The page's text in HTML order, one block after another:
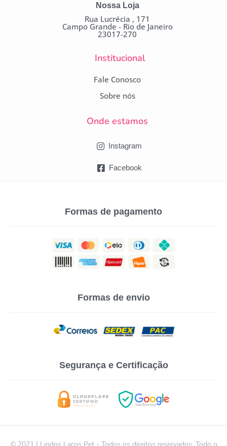
Nossa Loja
Rua Lucrécia , 171
Campo Grande - Rio de Janeiro
23017-270
Institucional
Fale Conosco
Sobre nós
Onde estamos
Instagram
Facebook
Formas de pagamento
Formas de envio
Segurança e Certificação